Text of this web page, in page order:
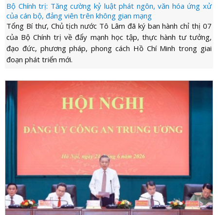
Bộ Chính trị: Tăng cường kỷ luật phát ngôn, văn hóa ứng xử
của cán bộ, đảng viên trên không gian mạng
Tổng Bí thư, Chủ tịch nước Tô Lâm đã ký ban hành chỉ thị 07
của Bộ Chính trị về đẩy mạnh học tập, thực hành tư tưởng,
đạo đức, phương pháp, phong cách Hồ Chí Minh trong giai
đoạn phát triển mới.